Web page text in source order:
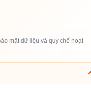
mật dữ liệu và quy chế hoạt